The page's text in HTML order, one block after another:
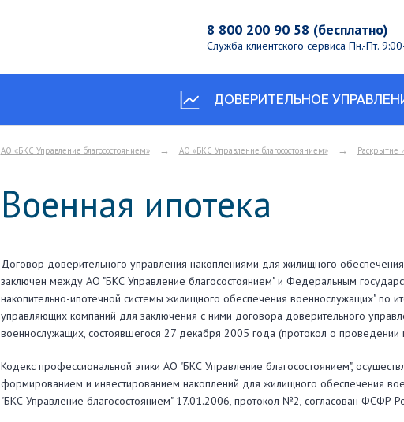
8 800 200 90 58 (бесплатно)
Служба клиентского сервиса Пн.-Пт.
ДОВЕРИТЕЛЬНОЕ
АО «БКС Управление благосостоянием» → АО «БКС Управление благосостоянием» → Раскрытие
Военная ипотека
Договор доверительного управления накоплениями для жилищного
заключен между АО "БКС Управление благосостоянием" и Федеральным
накопительно-ипотечной системы жилищного обеспечения военнослужащих" по
управляющих компаний для заключения с ними договора доверительного
военнослужащих, состоявшегося 27 декабря 2005 года (протокол о
Кодекс профессиональной этики АО "БКС Управление благосостоянием",
формированием и инвестированием накоплений для жилищного обеспечения
"БКС Управление благосостоянием" 17.01.2006, протокол №2, согласован ФСФР